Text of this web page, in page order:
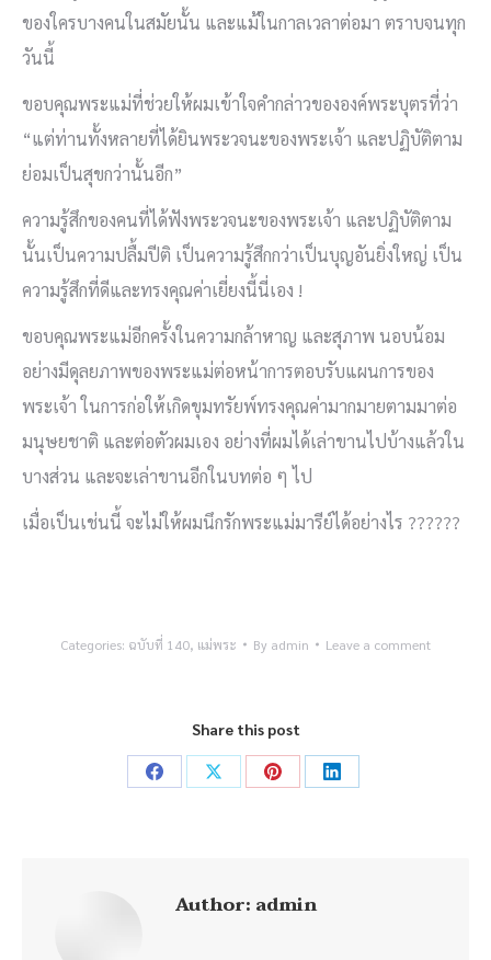
ของใครบางคนในสมัยนั้น และแม้ในกาลเวลาต่อมา ตราบจนทุก
วันนี้
ขอบคุณพระแม่ที่ช่วยให้ผมเข้าใจคำกล่าวขององค์พระบุตรที่ว่า
“แต่ท่านทั้งหลายที่ได้ยินพระวจนะของพระเจ้า และปฏิบัติตาม
ย่อมเป็นสุขกว่านั้นอีก”
ความรู้สึกของคนที่ได้ฟังพระวจนะของพระเจ้า และปฏิบัติตาม
นั้นเป็นความปลื้มปีติ เป็นความรู้สึกกว่าเป็นบุญอันยิ่งใหญ่ เป็น
ความรู้สึกที่ดีและทรงคุณค่าเยี่ยงนี้นี่เอง !
ขอบคุณพระแม่อีกครั้งในความกล้าหาญ และสุภาพ นอบน้อม
อย่างมีดุลยภาพของพระแม่ต่อหน้าการตอบรับแผนการของ
พระเจ้า ในการก่อให้เกิดขุมทรัยพ์ทรงคุณค่ามากมายตามมาต่อ
มนุษยชาติ และต่อตัวผมเอง อย่างที่ผมได้เล่าขานไปบ้างแล้วใน
บางส่วน และจะเล่าขานอีกในบทต่อ ๆ ไป
เมื่อเป็นเช่นนี้ จะไม่ให้ผมนึกรักพระแม่มารีย์ได้อย่างไร ??????
Categories: ฉบับที่ 140, แม่พระ By admin Leave a comment
Share this post
Share
Share
Share
Share
Author: admin